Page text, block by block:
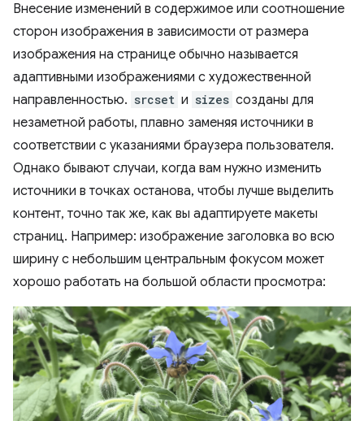
Внесение изменений в содержимое или соотношение
сторон изображения в зависимости от размера
изображения на странице обычно называется
адаптивными изображениями с художественной
направленностью. srcset и sizes созданы для
незаметной работы, плавно заменяя источники в
соответствии с указаниями браузера пользователя.
Однако бывают случаи, когда вам нужно изменить
источники в точках останова, чтобы лучше выделить
контент, точно так же, как вы адаптируете макеты
страниц. Например: изображение заголовка во всю
ширину с небольшим центральным фокусом может
хорошо работать на большой области просмотра: